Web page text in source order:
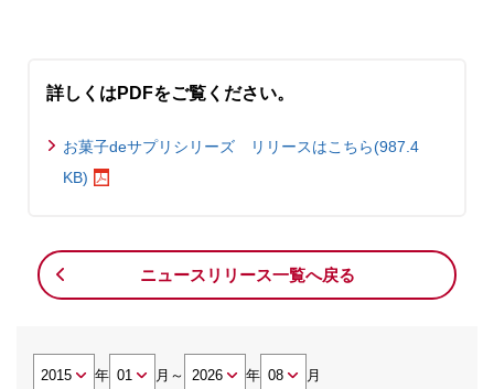
詳しくはPDFをご覧ください。
お菓子deサプリシリーズ リリースはこちら(987.4
KB)
ニュースリリース一覧へ戻る
年 月 ～ 年 月